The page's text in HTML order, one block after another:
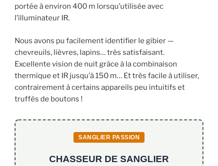
portée à environ 400 m lorsqu’utilisée avec
l’illuminateur IR.
Nous avons pu facilement identifier le gibier —
chevreuils, lièvres, lapins… très satisfaisant.
Excellente vision de nuit grâce à la combinaison
thermique et IR jusqu’à 150 m… Et très facile à utiliser,
contrairement à certains appareils peu intuitifs et
truffés de boutons !
SANGLIER PASSION
CHASSEUR DE SANGLIER